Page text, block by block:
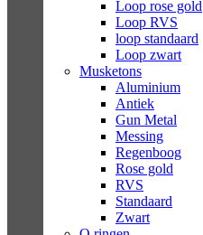
Loop rose gold
Loop RVS
loop standaard
Loop zwart
Musketons
Aluminium
Antiek
Gun Metal
Messing
Regenboog
Rose gold
RVS
Standaard
Zwart